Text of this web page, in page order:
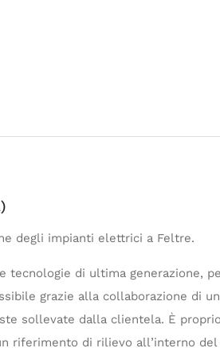
degli impianti elettrici a Feltre.
tecnologie di ultima generazione,
grazie alla collaborazione di
sollevate dalla clientela. È
riferimento di rilievo all’interno